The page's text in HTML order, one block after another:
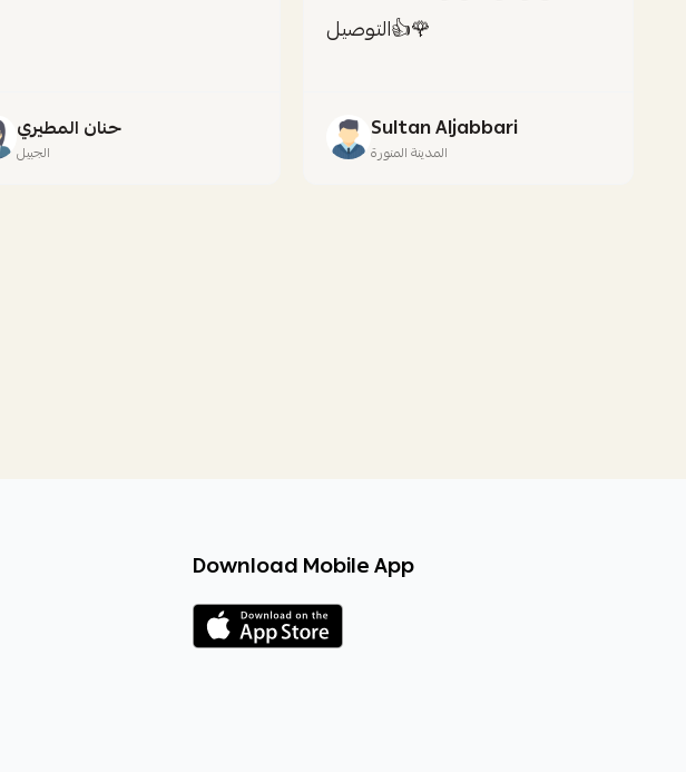
حنان المطيري
الجبيل
التوصيل👍🌹
Sultan Aljabbari
المدينة المنورة
Download Mobile App